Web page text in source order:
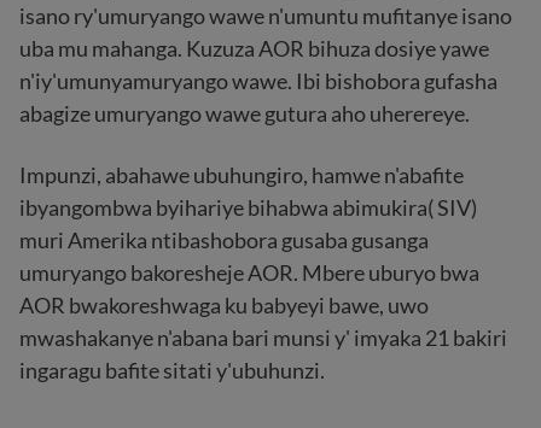
isano ry'umuryango wawe n'umuntu mufitanye isano
uba mu mahanga. Kuzuza AOR bihuza dosiye yawe
n'iy'umunyamuryango wawe. Ibi bishobora gufasha
abagize umuryango wawe gutura aho uherereye.
Impunzi, abahawe ubuhungiro, hamwe n'abafite
ibyangombwa byihariye bihabwa abimukira( SIV)
muri Amerika ntibashobora gusaba gusanga
umuryango bakoresheje AOR. Mbere uburyo bwa
AOR bwakoreshwaga ku babyeyi bawe, uwo
mwashakanye n'abana bari munsi y' imyaka 21 bakiri
ingaragu bafite sitati y'ubuhunzi.